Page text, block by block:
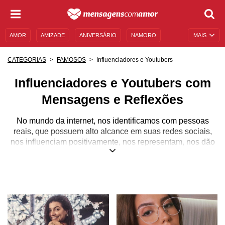
MAIS
AMOR AMIZADE ANIVERSÁRIO NAMORO
CATEGORIAS FAMOSOS Influenciadores e Youtubers
Influenciadores e Youtubers com
Mensagens e Reflexões
No mundo da internet, nos identificamos com pessoas
reais, que possuem alto alcance em suas redes sociais,
nos influenciam positivamente, nos representam, nos dão
voz e acabam sendo os tão falados “influenciadores
Sejam os Youtubers, as blogueiras de moda, atores de
televisão, qualquer pessoa com um grande número de